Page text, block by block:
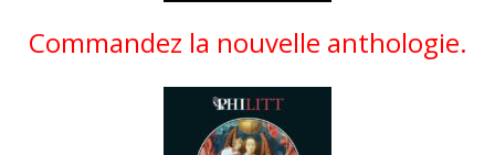
Commandez la nouvelle anthologie.